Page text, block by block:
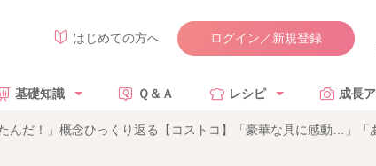
はじめての方へ ログイン／新規登録
基礎知識 Ｑ＆Ａ レシピ 成長
んだ！」概念ひっくり返る【コストコ】「豪華な具に感動…」「